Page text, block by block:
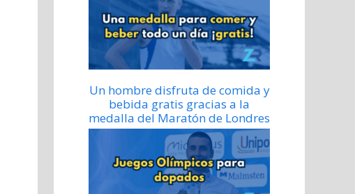
Un hombre disfruta de comida y
bebida gratis gracias a la
medalla del Maratón de Londres